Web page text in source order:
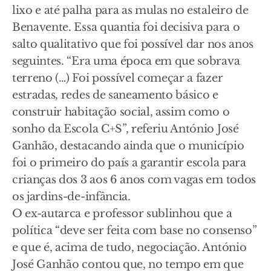
lixo e até palha para as mulas no estaleiro de
Benavente. Essa quantia foi decisiva para o
salto qualitativo que foi possível dar nos anos
seguintes. “Era uma época em que sobrava
terreno (…) Foi possível começar a fazer
estradas, redes de saneamento básico e
construir habitação social, assim como o
sonho da Escola C+S”, referiu António José
Ganhão, destacando ainda que o município
foi o primeiro do país a garantir escola para
crianças dos 3 aos 6 anos com vagas em todos
os jardins-de-infância.
O ex-autarca e professor sublinhou que a
política “deve ser feita com base no consenso”
e que é, acima de tudo, negociação. António
José Ganhão contou que, no tempo em que